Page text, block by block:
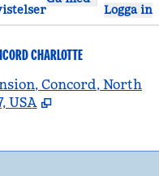
Logga in
CHARLOTTE
Concord, North
USA